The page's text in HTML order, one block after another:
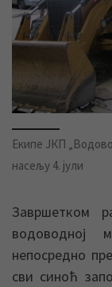
Екипе ЈКП
насељу 4. јули
Завршетком
непосредно
сви синоћ